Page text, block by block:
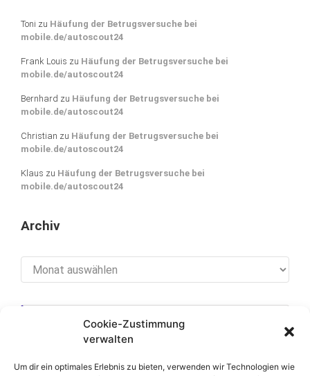
Cookie-Zustimmung
verwalten
Um dir ein optimales Erlebnis zu bieten, verwenden wir Technologien wie
Toni zu Häufung der Betrugsversuche bei
mobile.de/autoscout24
Frank Louis zu Häufung der Betrugsversuche bei
mobile.de/autoscout24
Bernhard zu Häufung der Betrugsversuche bei
mobile.de/autoscout24
Christian zu Häufung der Betrugsversuche bei
mobile.de/autoscout24
Klaus zu Häufung der Betrugsversuche bei
mobile.de/autoscout24
Archiv
[cookies_revoke]